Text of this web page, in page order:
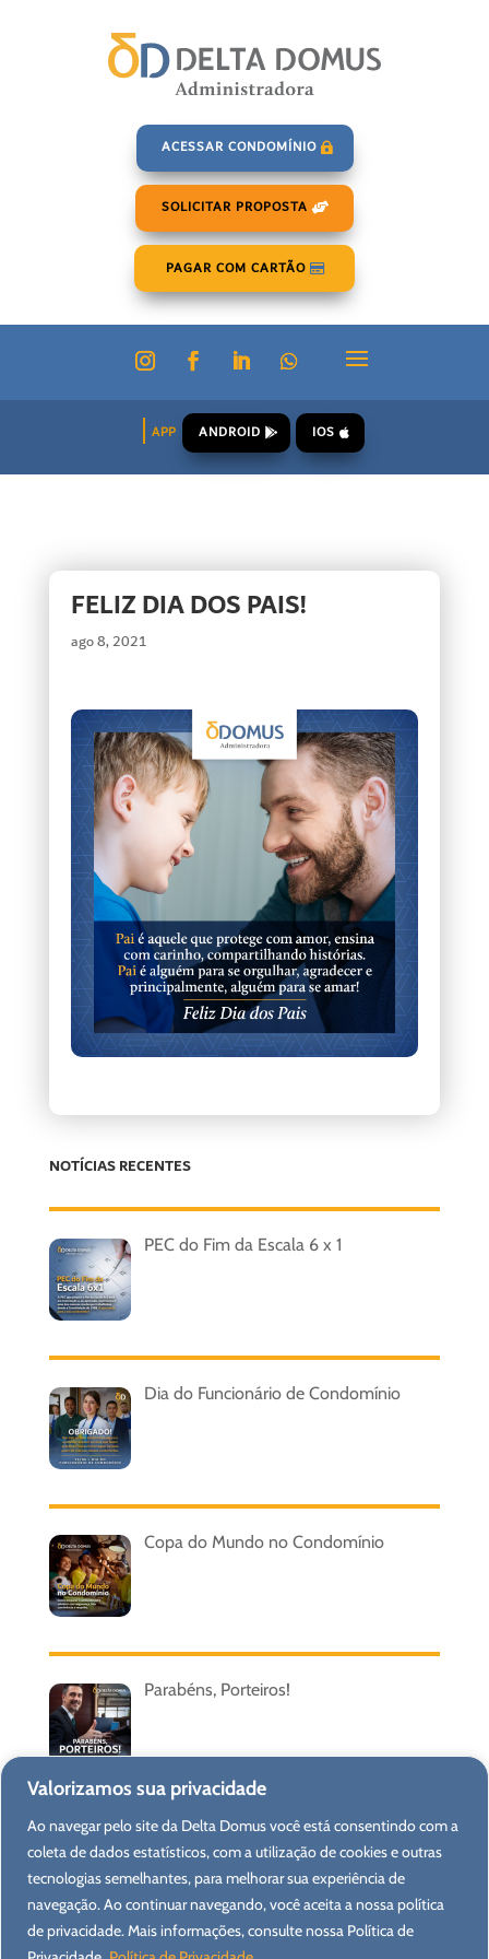
Valorizamos sua privacidade
Ao navegar pelo site da Delta Domus você está consentindo com a
coleta de dados estatísticos, com a utilização de cookies e outras
tecnologias semelhantes, para melhorar sua experiência de
navegação. Ao continuar navegando, você aceita a nossa política
de privacidade. Mais informações, consulte nossa Política de
ACESSAR CONDOMÍNIO
SOLICITAR PROPOSTA
PAGAR COM CARTÃO
APP ANDROID IOS
FELIZ DIA DOS PAIS!
ago 8, 2021
NOTÍCIAS RECENTES
PEC do Fim da Escala 6 x 1
Dia do Funcionário de Condomínio
Copa do Mundo no Condomínio
Parabéns, Porteiros!
Feriado de Corpus Christi